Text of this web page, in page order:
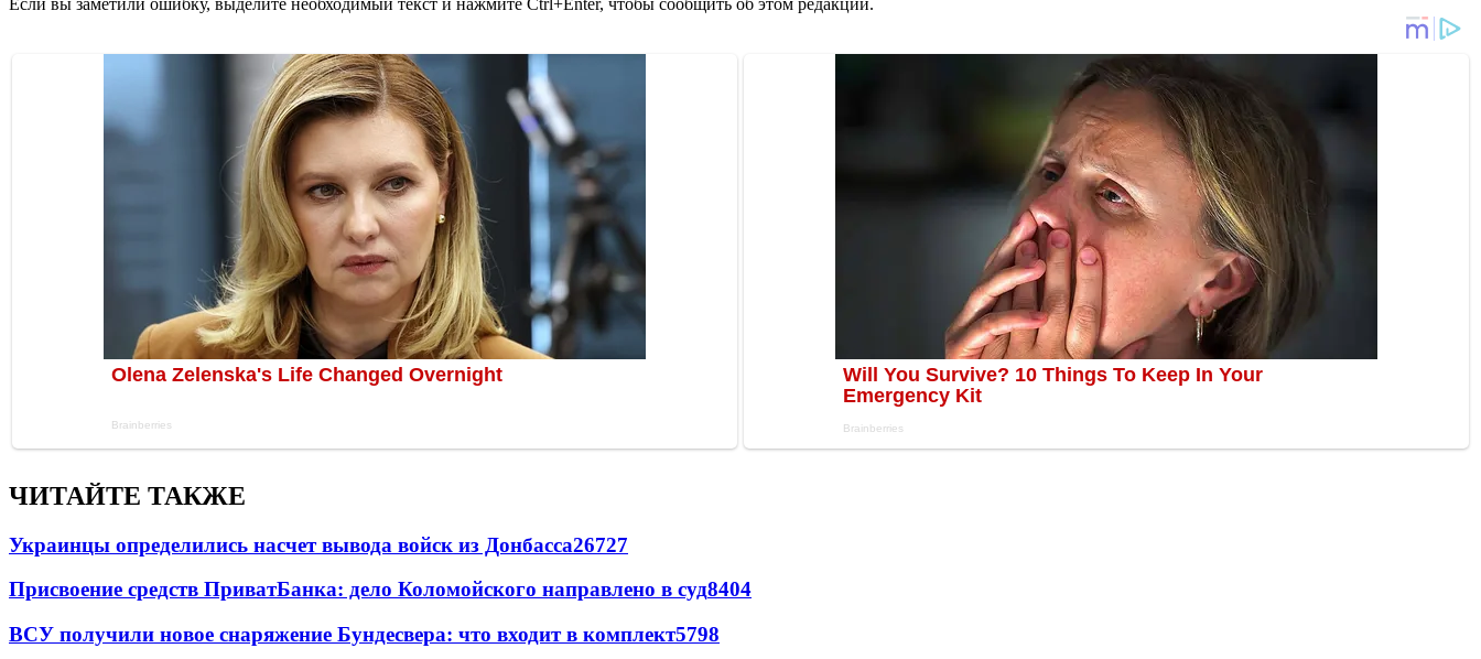
ЧИТАЙТЕ ТАКЖЕ
Украинцы определились насчет вывода войск из Донбасса26727
Присвоение средств ПриватБанка: дело Коломойского направлено в суд8404
ВСУ получили новое снаряжение Бундесвера: что входит в комплект5798